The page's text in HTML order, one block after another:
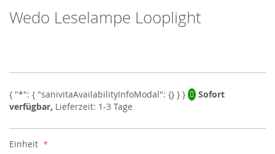
Skip
to
the
images
gallery
Wedo Leselampe Looplight
Sofort
verfügbar, Lieferzeit: 1-3 Tage
Einheit